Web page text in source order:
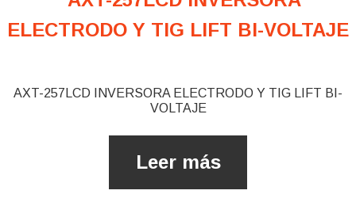
AXT-257LCD INVERSORA ELECTRODO ​Y TIG LIFT BI-
VOLTAJE
Leer más